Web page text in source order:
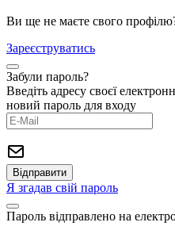
Ви ще не маєте свого
Зареєструватись
Забули пароль?
Введіть адресу своєї
новий пароль для входу
Я згадав свій пароль
Пароль відправлено на